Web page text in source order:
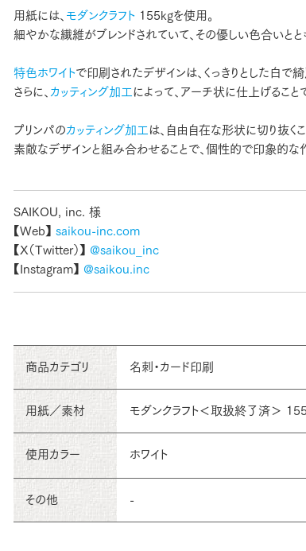
用紙には、 モダンクラフト155kgを使用。
細やかな繊維がブレンドされていて、その優しい色合いと
特色ホワイトで印刷されたデザインは、くっきりとした白で綺
さらに、 カッティング加工 によって、アーチ状に仕上げること
プリンパのカッティング加工 は、自由自在な形状に切り抜く
素敵なデザインと組み合わせることで、個性的で印象的な
SAIKOU, inc. 様
【Web】 saikou-inc.com
【X（Twitter）】 @saikou_inc
【Instagram】 @saikou.inc
商品カテゴリ 名刺・カード印刷
用紙／素材 モダンクラフト＜取扱終了済＞
使用カラー ホワイト
その他 -